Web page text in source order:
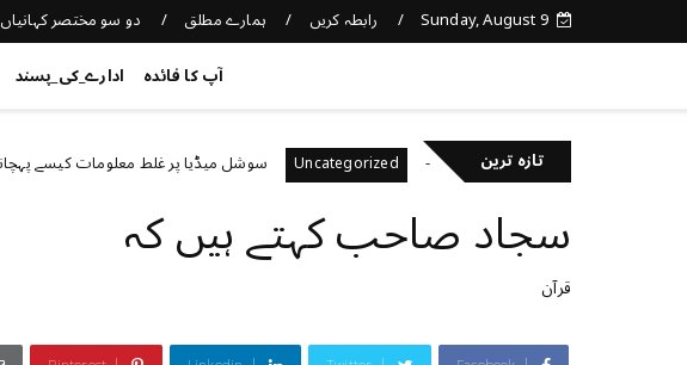
Sunday, August 9 رابطہ کریں ہمارے مطلق دو سو مختصر کہانیاں
آپ کا فائدہ ادارے_کی_پسند
تازہ ترینصحت کا خیال رکھتے ہیں؟ Uncategorized سوشل میڈیا پر غلط معلومات کیسے پہچانیں؟
سجاد صاحب ﮐﮩﺘﮯ ﮨﯿﮟ ﮐﮧ
قرآن